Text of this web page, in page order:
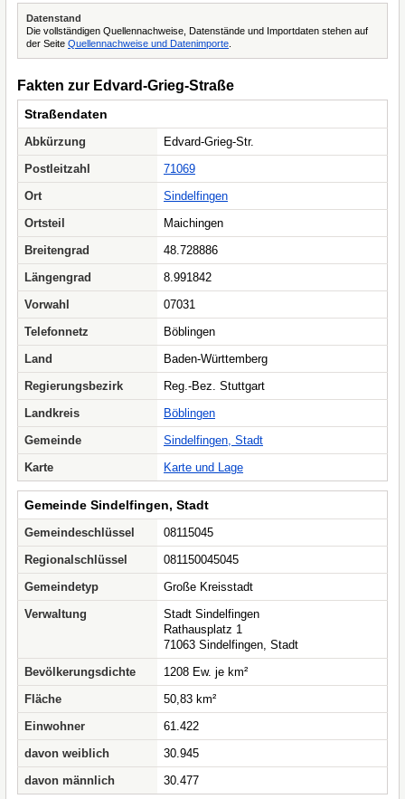
Datenstand
Die vollständigen Quellennachweise, Datenstände und Importdaten stehen auf
der Seite Quellennachweise und Datenimporte
Fakten zur Edvard-Grieg-Straße
Straßendaten
Abkürzung
Edvard-Grieg-Str.
Postleitzahl
71069
Ort
Sindelfingen
Ortsteil
Maichingen
Breitengrad
48.728886
Längengrad
8.991842
Vorwahl
07031
Telefonnetz
Böblingen
Land
Baden-Württemberg
Regierungsbezirk
Reg.-Bez. Stuttgart
Landkreis
Böblingen
Gemeinde
Sindelfingen, Stadt
Karte
Karte und Lage
Gemeinde Sindelfingen, Stadt
Gemeindeschlüssel
08115045
Regionalschlüssel
081150045045
Gemeindetyp
Große Kreisstadt
Verwaltung
Stadt Sindelfingen
Rathausplatz 1
71063 Sindelfingen, Stadt
Bevölkerungsdichte
1208 Ew. je km²
Fläche
50,83 km²
Einwohner
61.422
davon weiblich
30.945
davon männlich
30.477